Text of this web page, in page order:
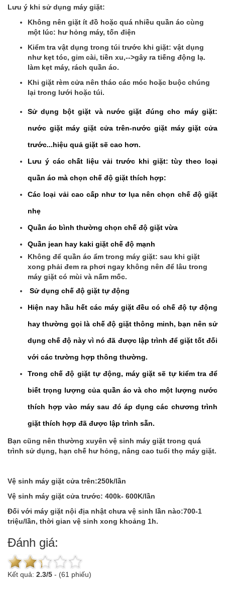
Lưu ý khi sử dụng máy giặt:
Không nên giặt ít đồ hoặc quá nhiều quần áo cùng
một lúc: hư hỏng máy, tốn điện
Kiểm tra vật dụng trong túi trước khi giặt: vật dụng
như kẹt tóc, gim cài, tiền xu,-->gây ra tiếng động lạ.
làm kẹt máy, rách quần áo.
Khi giặt rèm cửa nên tháo các móc hoặc buộc chúng
lại trong lưới hoặc túi.
Sử dụng bột giặt và nước giặt đúng cho máy giặt:
nước giặt máy giặt cửa trên-nước giặt máy giặt cửa
trước...hiệu quả giặt sẽ cao hơn.
Lưu ý các chất liệu vải trước khi giặt: tùy theo loại
quần áo mà chọn chế độ giặt thích hợp:
Các loại vải cao cấp như tơ lụa nên chọn chế độ giặt
nhẹ
Quần áo bình thường chọn chế độ giặt vừa
Quần jean hay kaki giặt chế độ mạnh
Không để quần áo ẩm trong máy giặt: sau khi giặt
xong phải đem ra phơi ngay không nên để lâu trong
máy giặt có mùi và nấm mốc.
Sử dụng chế độ giặt tự động
Hiện nay hầu hết các máy giặt đều có chế độ tự động
hay thường gọi là chế độ giặt thông minh, bạn nên sử
dụng chế độ này vì nó đã được lập trình để giặt tốt đối
với các trường hợp thông thường.
Trong chế độ giặt tự động, máy giặt sẽ tự kiểm tra để
biết trọng lượng của quần áo và cho một lượng nước
thích hợp vào máy sau đó áp dụng các chương trình
giặt thích hợp đã được lập trình sẵn.
Bạn cũng nên thường xuyên vệ sinh máy giặt trong quá
trình sử dụng, hạn chế hư hỏng, nâng cao tuổi thọ máy giặt.
Vệ sinh máy giặt cửa trên:250k/lần
Vệ sinh máy giặt cửa trước: 400k- 600K/lần
Đối với máy giặt nội địa nhật chưa vệ sinh lần nào:700-1
triệu/lần, thời gian vệ sinh xong khoảng 1h.
Đánh giá:
Kết quả: 2.3/5 - (61 phiếu)